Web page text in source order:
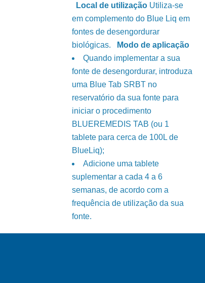
Local de utilização Utiliza-se
em complemento do Blue Liq em
fontes de desengordurar
biológicas.
Modo de aplicação
Quando implementar a sua
fonte de desengordurar, introduza
uma Blue Tab SRBT no
reservatório da sua fonte para
iniciar o procedimento
BLUEREMEDIS TAB (ou 1
tablete para cerca de 100L de
BlueLiq);
Adicione uma tablete
suplementar a cada 4 a 6
semanas, de acordo com a
frequência de utilização da sua
fonte.